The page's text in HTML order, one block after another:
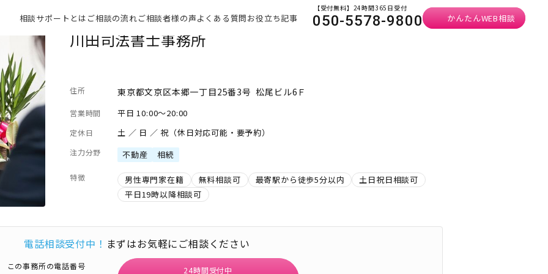
相談サポートとは ご相談の流れご相談者様の声よくある質問お役立ち記事
【受付無料】24時間365日受付
050-5578-9800 かんたんWEB相談
川田司法書士事務所
住所 東京都文京区本郷一丁目25番3号 松尾ビル6Ｆ
営業時間 平日 10:00～20:00
定休日 土 ／ 日 ／ 祝（休日対応可能・要予約）
注力分野 不動産 相続
特徴 男性専門家在籍 無料相談可 最寄駅から徒歩5分以内
土日祝日相談可
平日19時以降相談可
電話相談受付中！ まずはお気軽にご相談ください
この事務所の電話番号 24時間受付中